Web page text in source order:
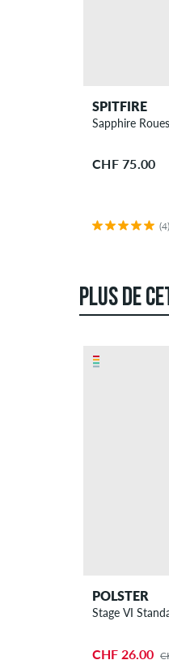
SPITFIRE
Sapphire
CHF 75.00
(4)
PLUS DE
POLSTER
Stage VI
CHF 26.00